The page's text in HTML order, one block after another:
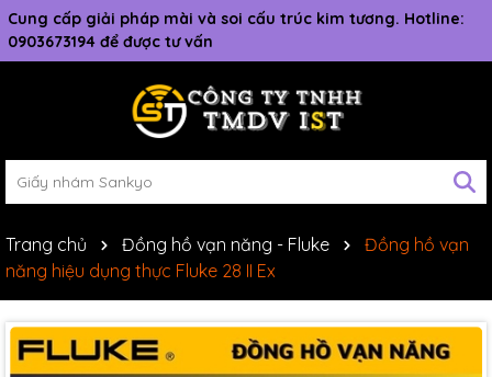
Cung cấp giải pháp mài và soi cấu trúc kim tương. Hotline:
0903673194 để được tư vấn
Trang chủ Đồng hồ vạn năng - Fluke
Đồng hồ vạn
năng hiệu dụng thực Fluke 28 II Ex